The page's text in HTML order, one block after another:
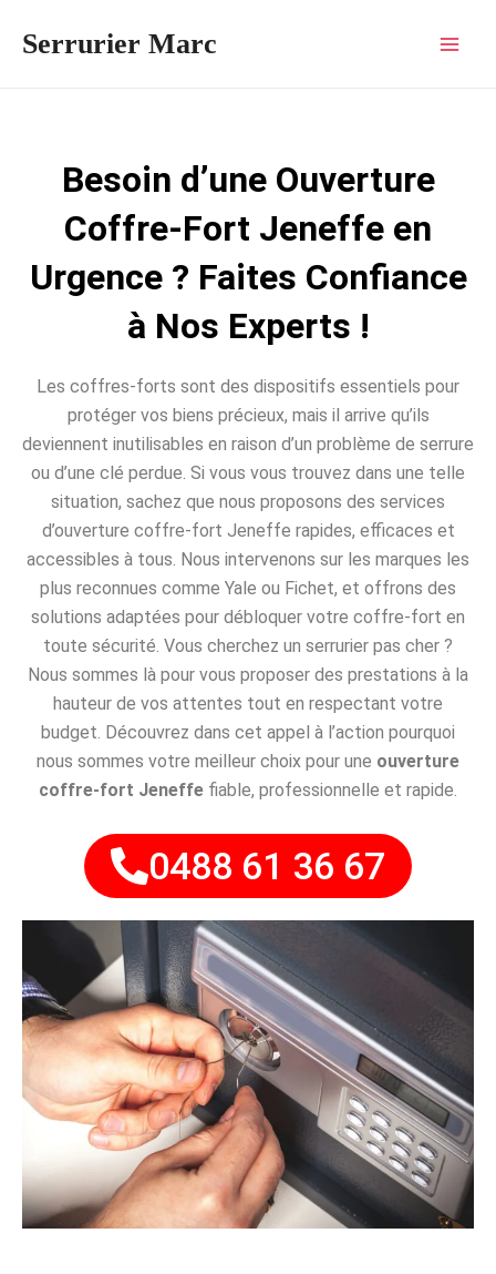
Serrurier Marc
Besoin d’une Ouverture
Coffre-Fort Jeneffe en
Urgence ? Faites Confiance
à Nos Experts !
Les coffres-forts sont des dispositifs essentiels pour
protéger vos biens précieux, mais il arrive qu’ils
deviennent inutilisables en raison d’un problème de serrure
ou d’une clé perdue. Si vous vous trouvez dans une telle
situation, sachez que nous proposons des services
d’ouverture coffre-fort Jeneffe rapides, efficaces et
accessibles à tous. Nous intervenons sur les marques les
plus reconnues comme Yale ou Fichet, et offrons des
solutions adaptées pour débloquer votre coffre-fort en
toute sécurité. Vous cherchez un serrurier pas cher ?
Nous sommes là pour vous proposer des prestations à la
hauteur de vos attentes tout en respectant votre
budget. Découvrez dans cet appel à l’action pourquoi
nous sommes votre meilleur choix pour une ouverture
coffre-fort Jeneffe fiable, professionnelle et rapide.
0488 61 36 67